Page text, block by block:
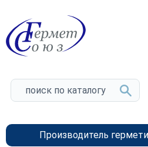
Производитель